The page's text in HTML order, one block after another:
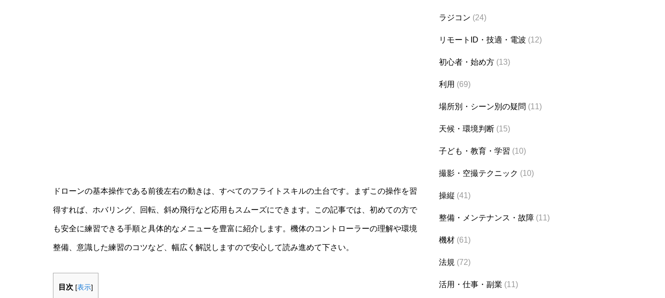
ドローンの基本操作である前後左右の動きは、すべてのフライトスキルの土台です。まずこの操作を習
得すれば、ホバリング、回転、斜め飛行など応用もスムーズにできます。この記事では、初めての方で
も安全に練習できる手順と具体的なメニューを豊富に紹介します。機体のコントローラーの理解や環境
整備、意識した練習のコツなど、幅広く解説しますので安心して読み進めて下さい。
目次 [表示]
ラジコン (24)
リモートID・技適・電波 (12)
初心者・始め方 (13)
利用 (69)
場所別・シーン別の疑問 (11)
天候・環境判断 (15)
子ども・教育・学習 (10)
撮影・空撮テクニック (10)
操縦 (41)
整備・メンテナンス・故障 (11)
機材 (61)
法規 (72)
活用・仕事・副業 (11)